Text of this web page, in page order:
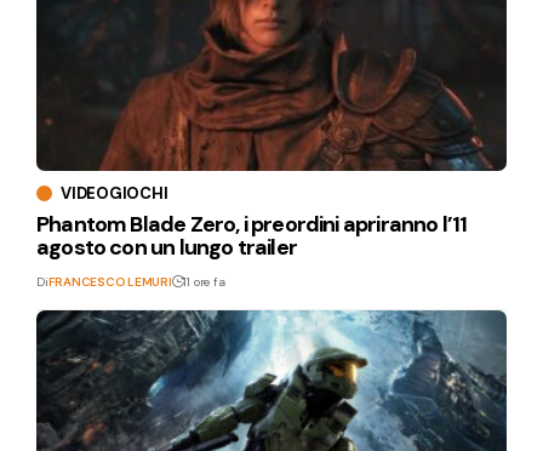
VIDEOGIOCHI
Phantom Blade Zero, i preordini apriranno l’11
agosto con un lungo trailer
DiFRANCESCO LEMURI 11 ore fa